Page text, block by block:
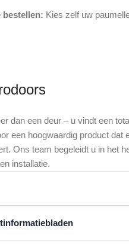
bestellen: Kies zelf uw
dan een deur – u vindt een
een hoogwaardig product dat
Ons team begeleidt u in het
installatie.